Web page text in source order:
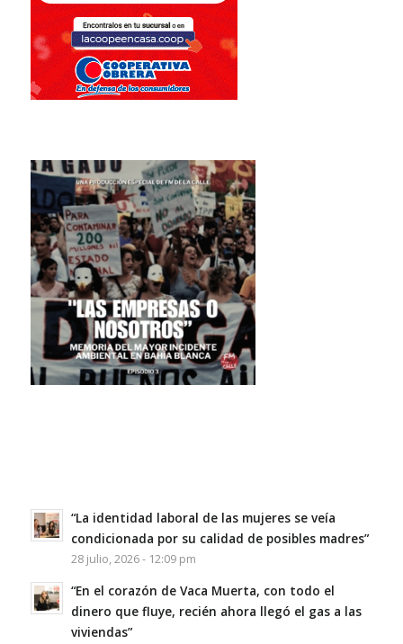
“La identidad laboral de las mujeres se veía
condicionada por su calidad de posibles madres”
28 julio, 2026 - 12:09 pm
“En el corazón de Vaca Muerta, con todo el
dinero que fluye, recién ahora llegó el gas a las
viviendas”